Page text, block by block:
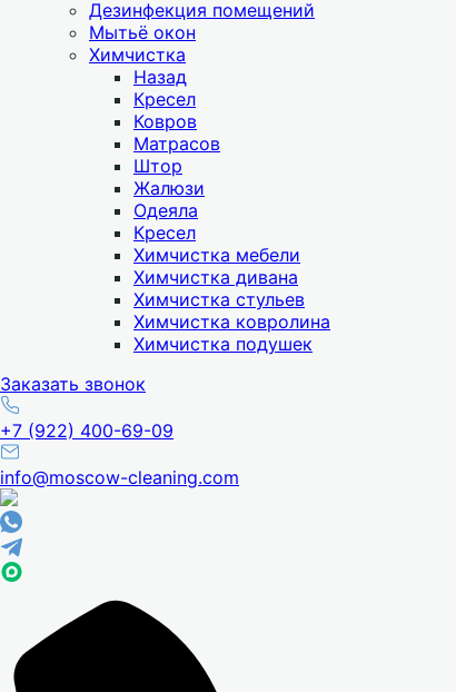
Дезинфекция помещений
Мытьё окон
Химчистка
Назад
Кресел
Ковров
Матрасов
Штор
Жалюзи
Одеяла
Кресел
Химчистка мебели
Химчистка дивана
Химчистка стульев
Химчистка ковролина
Химчистка подушек
Заказать звонок
+7 (922) 400-69-09
info@moscow-cleaning.com